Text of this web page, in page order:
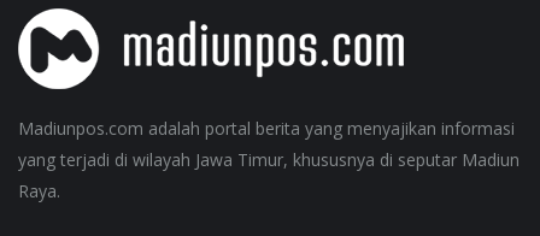
Madiunpos.com adalah portal berita yang menyajikan informasi
yang terjadi di wilayah Jawa Timur, khususnya di seputar Madiun
Raya.